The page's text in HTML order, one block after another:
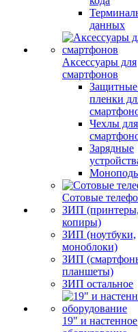
данных
Аксессуары для
смартфонов
Защитные
пленки
Чехлы для
Зарядные
Сотовые
ЗИП
копиры)
ЗИП (ноутбуки,
моноблоки)
ЗИП
планшеты)
ЗИП остальное
19" и настенное